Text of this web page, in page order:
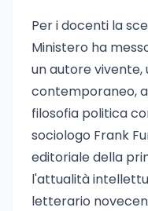
Per i docenti la
Ministero ha
un autore
contemporaneo,
filosofia politica
sociologo Frank
editoriale della
l'attualità
letterario